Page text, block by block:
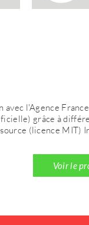
l'Agence
grâce à
(licence MIT)
Voir le